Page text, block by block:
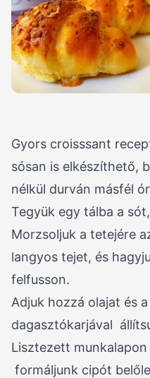
Gyors croisssant
sósan is elkészíthető,
nélkül durván másfél
Tegyük egy tálba a
Morzsoljuk a tetejére
langyos tejet, és
felfusson.
Adjuk hozzá olajat és
dagasztókarjával
Lisztezett
formáljunk cipót